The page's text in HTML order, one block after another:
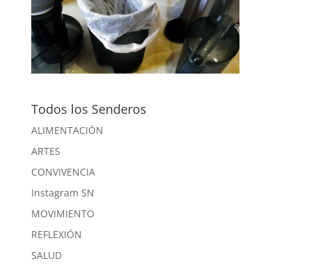
Todos los Senderos
ALIMENTACIÓN
ARTES
CONVIVENCIA
Instagram SN
MOVIMIENTO
REFLEXIÓN
SALUD